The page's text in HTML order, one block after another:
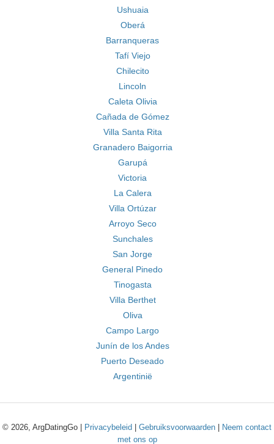
Ushuaia
Oberá
Barranqueras
Tafí Viejo
Chilecito
Lincoln
Caleta Olivia
Cañada de Gómez
Villa Santa Rita
Granadero Baigorria
Garupá
Victoria
La Calera
Villa Ortúzar
Arroyo Seco
Sunchales
San Jorge
General Pinedo
Tinogasta
Villa Berthet
Oliva
Campo Largo
Junín de los Andes
Puerto Deseado
Argentinië
© 2026, ArgDatingGo | Privacybeleid Gebruiksvoorwaarden
Neem contact
met ons op